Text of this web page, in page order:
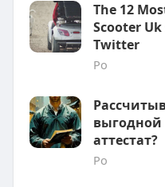
The 12
Scooter
Twitter
Po
аттестат?
Po